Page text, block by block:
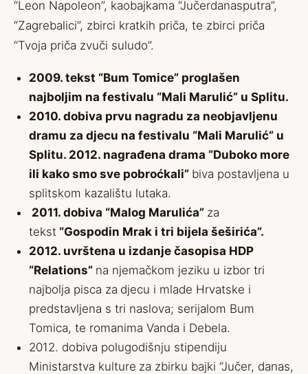
“Leon Napoleon”, kaobajkama “Jučerdanasputra”,
“Zagrebalici”, zbirci kratkih priča, te zbirci priča
“Tvoja priča zvuči suludo”.
2009. tekst “Bum Tomice” proglašen
najboljim na festivalu “Mali Marulić” u Splitu.
2010. dobiva prvu nagradu za neobjavljenu
dramu za djecu na festivalu “Mali Marulić” u
Splitu. 2012. nagrađena drama “Duboko more
ili kako smo sve pobroćkali” biva postavljena u
splitskom kazalištu lutaka.
2011. dobiva “Malog Marulića” za
tekst “Gospodin Mrak i tri bijela šeširića”.
2012. uvrštena u izdanje časopisa HDP
“Relations” na njemačkom jeziku u izbor tri
najbolja pisca za djecu i mlade Hrvatske i
predstavljena s tri naslova; serijalom Bum
Tomica, te romanima Vanda i Debela.
2012. dobiva polugodišnju stipendiju
Ministarstva kulture za zbirku bajki “Jučer, danas,